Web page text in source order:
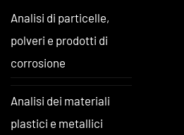
Analisi di particelle,
polveri e prodotti di
corrosione
Analisi dei materiali
plastici e metallici